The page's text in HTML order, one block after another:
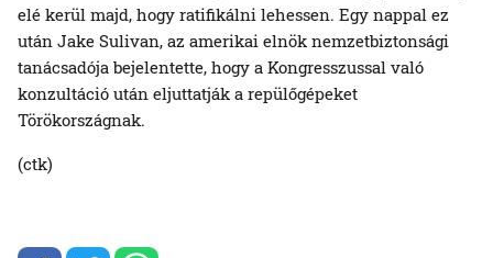
elé kerül majd, hogy ratifikálni lehessen. Egy nappal ez
után Jake Sulivan, az amerikai elnök nemzetbiztonsági
tanácsadója bejelentette, hogy a Kongresszussal való
konzultáció után eljuttatják a repülőgépeket
Törökországnak.
(ctk)